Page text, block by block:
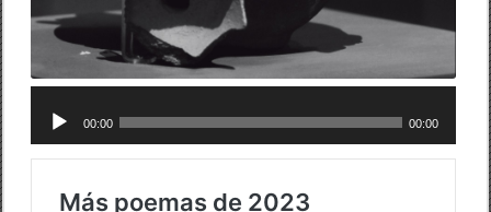
Reproductor
audio
00:00 00:00